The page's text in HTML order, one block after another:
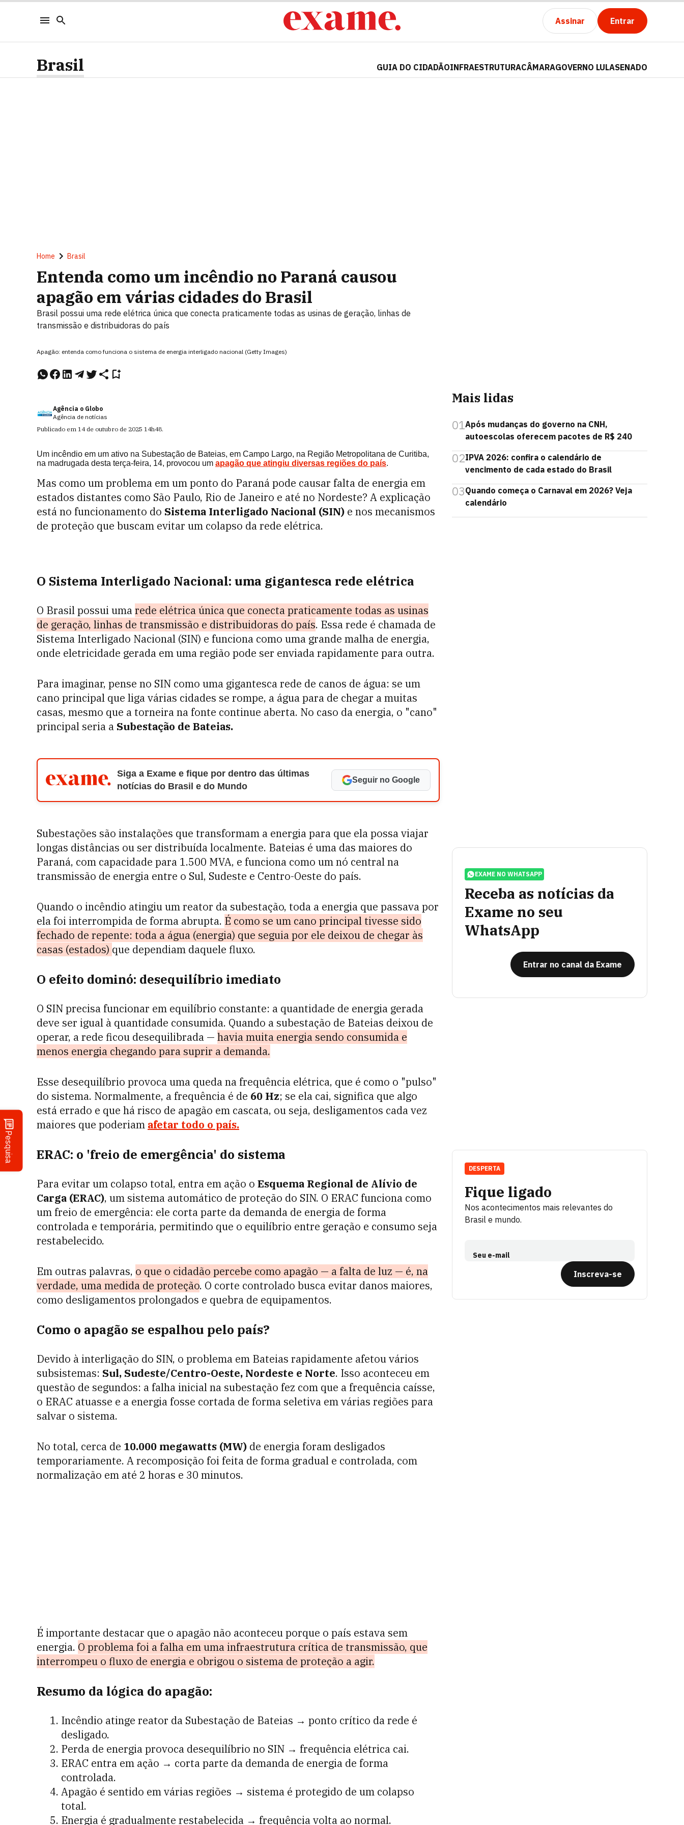
Assinar Entrar
Pesquisa
Brasil GUIA DO CIDADÃOINFRAESTRUTURACÂMARAGOVERNO LULASENADO
Home Brasil
Entenda como um incêndio no Paraná causou
apagão em várias cidades do Brasil
Brasil possui uma rede elétrica única que conecta praticamente todas as usinas de geração, linhas de
transmissão e distribuidoras do país
Apagão: entenda como funciona o sistema de energia interligado nacional (Getty Images)
Agência o Globo
Agência de notícias
Publicado em 14 de outubro de 2025 14h48.
Um incêndio em um ativo na Subestação de Bateias, em Campo Largo, na Região Metropolitana de Curitiba,
na madrugada desta terça-feira, 14, provocou um apagão que atingiu diversas regiões do país.
Mas como um problema em um ponto do Paraná pode causar falta de energia em
estados distantes como São Paulo, Rio de Janeiro e até no Nordeste? A explicação
está no funcionamento do Sistema Interligado Nacional (SIN) e nos mecanismos
de proteção que buscam evitar um colapso da rede elétrica.
O Sistema Interligado Nacional: uma gigantesca rede elétrica
O Brasil possui umarede elétrica única que conecta praticamente todas as usinas
de geração, linhas de transmissão e distribuidoras do país. Essa rede é chamada de
Sistema Interligado Nacional (SIN) e funciona como uma grande malha de energia,
onde eletricidade gerada em uma região pode ser enviada rapidamente para outra.
Para imaginar, pense no SIN como uma gigantesca rede de canos de água: se um
cano principal que liga várias cidades se rompe, a água para de chegar a muitas
casas, mesmo que a torneira na fonte continue aberta. No caso da energia, o "cano"
principal seria a Subestação de Bateias.
Siga a Exame e fique por dentro das últimas
notícias do Brasil e do Mundo
Seguir no Google
Subestações são instalações que transformam a energia para que ela possa viajar
longas distâncias ou ser distribuída localmente. Bateias é uma das maiores do
Paraná, com capacidade para 1.500 MVA, e funciona como um nó central na
transmissão de energia entre o Sul, Sudeste e Centro-Oeste do país.
Quando o incêndio atingiu um reator da subestação, toda a energia que passava por
ela foi interrompida de forma abrupta. É como se um cano principal tivesse sido
fechado de repente: toda a água (energia) que seguia por ele deixou de chegar às
casas (estados) que dependiam daquele fluxo.
O efeito dominó: desequilíbrio imediato
O SIN precisa funcionar em equilíbrio constante: a quantidade de energia gerada
deve ser igual à quantidade consumida. Quando a subestação de Bateias deixou de
operar, a rede ficou desequilibrada — havia muita energia sendo consumida e
menos energia chegando para suprir a demanda.
Esse desequilíbrio provoca uma queda na frequência elétrica, que é como o "pulso"
do sistema. Normalmente, a frequência é de 60 Hz; se ela cai, significa que algo
está errado e que há risco de apagão em cascata, ou seja, desligamentos cada vez
maiores que poderiam afetar todo o país.
ERAC: o 'freio de emergência' do sistema
Para evitar um colapso total, entra em ação o Esquema Regional de Alívio de
Carga (ERAC), um sistema automático de proteção do SIN. O ERAC funciona como
um freio de emergência: ele corta parte da demanda de energia de forma
controlada e temporária, permitindo que o equilíbrio entre geração e consumo seja
restabelecido.
Em outras palavras, o que o cidadão percebe como apagão — a falta de luz — é, na
verdade, uma medida de proteção. O corte controlado busca evitar danos maiores,
como desligamentos prolongados e quebra de equipamentos.
Como o apagão se espalhou pelo país?
Devido à interligação do SIN, o problema em Bateias rapidamente afetou vários
subsistemas: Sul, Sudeste/Centro-Oeste, Nordeste e Norte. Isso aconteceu em
questão de segundos: a falha inicial na subestação fez com que a frequência caísse,
o ERAC atuasse e a energia fosse cortada de forma seletiva em várias regiões para
salvar o sistema.
No total, cerca de 10.000 megawatts (MW) de energia foram desligados
temporariamente. A recomposição foi feita de forma gradual e controlada, com
normalização em até 2 horas e 30 minutos.
É importante destacar que o apagão não aconteceu porque o país estava sem
energia. O problema foi a falha em uma infraestrutura crítica de transmissão, que
interrompeu o fluxo de energia e obrigou o sistema de proteção a agir.
Resumo da lógica do apagão:
Incêndio atinge reator da Subestação de Bateias → ponto crítico da rede é
desligado.
Perda de energia provoca desequilíbrio no SIN → frequência elétrica cai.
ERAC entra em ação → corta parte da demanda de energia de forma
controlada.
Apagão é sentido em várias regiões → sistema é protegido de um colapso
total.
Energia é gradualmente restabelecida → frequência volta ao normal.
Mais lidas
01Após mudanças do governo na CNH,
autoescolas oferecem pacotes de R$ 240
02IPVA 2026: confira o calendário de
vencimento de cada estado do Brasil
03Quando começa o Carnaval em 2026? Veja
calendário
EXAME NO WHATSAPP
Receba as notícias da
Exame no seu
WhatsApp
Entrar no canal da Exame
Fique ligado
Nos acontecimentos mais relevantes do
Brasil e mundo.
Seu e-mail
Inscreva-se
DESPERTA